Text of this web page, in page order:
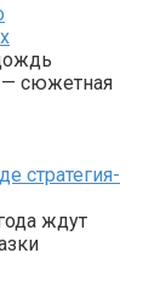
— сюжетная
стратегия-
ждут